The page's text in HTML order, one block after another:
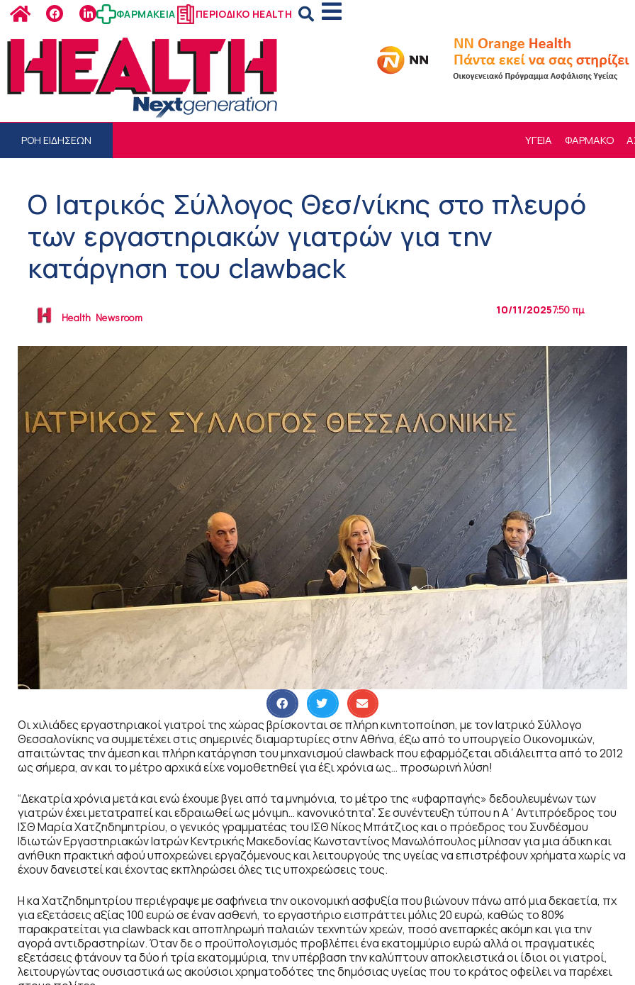
ΦΑΡΜΑΚΕΙΑ ΠΕΡΙΟΔΙΚΟ HEALTH
ΡΟΗ ΕΙΔΗΣΕΩΝ ΥΓΕΙΑ ΦΑΡΜΑΚΟ
Ο Ιατρικός Σύλλογος Θεσ/νίκης στο πλευρό
των εργαστηριακών γιατρών για την
κατάργηση του clawback
Health Newsroom
10/11/20257:50 πμ
Οι χιλιάδες εργαστηριακοί γιατροί της χώρας βρίσκονται σε πλήρη κινητοποίηση, με τον Ιατρικό Σύλλογο
Θεσσαλονίκης να συμμετέχει στις σημερινές διαμαρτυρίες στην Αθήνα, έξω από το υπουργείο Οικονομικών,
απαιτώντας την άμεση και πλήρη κατάργηση του μηχανισμού clawback που εφαρμόζεται αδιάλειπτα από το 2012
ως σήμερα, αν και το μέτρο αρχικά είχε νομοθετηθεί για έξι χρόνια ως… προσωρινή λύση!
“Δεκατρία χρόνια μετά και ενώ έχουμε βγει από τα μνημόνια, το μέτρο της «υφαρπαγής» δεδουλευμένων των
γιατρών έχει μετατραπεί και εδραιωθεί ως μόνιμη… κανονικότητα”. Σε συνέντευξη τύπου η Α΄Αντιπρόεδρος του
ΙΣΘ Μαρία Χατζηδημητρίου, ο γενικός γραμματέας του ΙΣΘ Νίκος Μπάτζιος και ο πρόεδρος του Συνδέσμου
Ιδιωτών Εργαστηριακών Ιατρών Κεντρικής Μακεδονίας Κωνσταντίνος Μανωλόπουλος μίλησαν για μια άδικη και
ανήθικη πρακτική αφού υποχρεώνει εργαζόμενους και λειτουργούς της υγείας να επιστρέφουν χρήματα χωρίς να
έχουν δανειστεί και έχοντας εκπληρώσει όλες τις υποχρεώσεις τους.
Η κα Χατζηδημητρίου περιέγραψε με σαφήνεια την οικονομική ασφυξία που βιώνουν πάνω από μια δεκαετία, πχ
για εξετάσεις αξίας 100 ευρώ σε έναν ασθενή, το εργαστήριο εισπράττει μόλις 20 ευρώ, καθώς το 80%
παρακρατείται για clawback και αποπληρωμή παλαιών τεχνητών χρεών, ποσό ανεπαρκές ακόμη και για την
αγορά αντιδραστηρίων. Όταν δε ο προϋπολογισμός προβλέπει ένα εκατομμύριο ευρώ αλλά οι πραγματικές
εξετάσεις φτάνουν τα δύο ή τρία εκατομμύρια, την υπέρβαση την καλύπτουν αποκλειστικά οι ίδιοι οι γιατροί,
λειτουργώντας ουσιαστικά ως ακούσιοι χρηματοδότες της δημόσιας υγείας που το κράτος οφείλει να παρέχει